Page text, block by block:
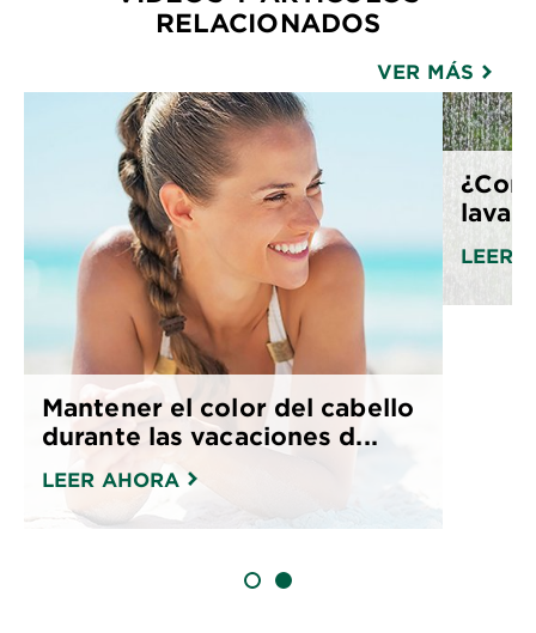
RELACIONADOS
VER MÁS
Mantener el color del cabello
durante las vacaciones d...
LEER AHORA
¿Con
lavar
LEER
SLIDE 1SLIDE 2